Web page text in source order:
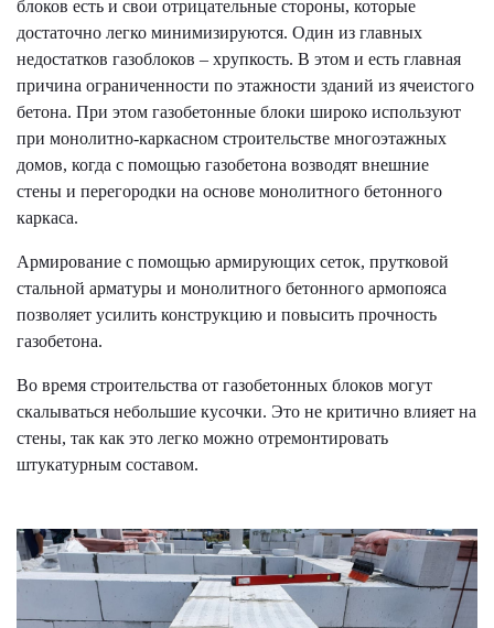
блоков есть и свои отрицательные стороны, которые
достаточно легко минимизируются. Один из главных
недостатков газоблоков – хрупкость. В этом и есть главная
причина ограниченности по этажности зданий из ячеистого
бетона. При этом газобетонные блоки широко используют
при монолитно-каркасном строительстве многоэтажных
домов, когда с помощью газобетона возводят внешние
стены и перегородки на основе монолитного бетонного
каркаса.
Армирование с помощью армирующих сеток, прутковой
стальной арматуры и монолитного бетонного армопояса
позволяет усилить конструкцию и повысить прочность
газобетона.
Во время строительства от газобетонных блоков могут
скалываться небольшие кусочки. Это не критично влияет на
стены, так как это легко можно отремонтировать
штукатурным составом.